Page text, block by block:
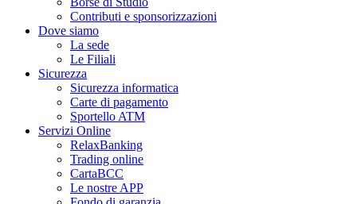
Contributi e sponsorizzazioni
Dove siamo
La sede
Le Filiali
Sicurezza
Sicurezza informatica
Carte di pagamento
Sportello ATM
Servizi Online
RelaxBanking
Trading online
CartaBCC
Le nostre APP